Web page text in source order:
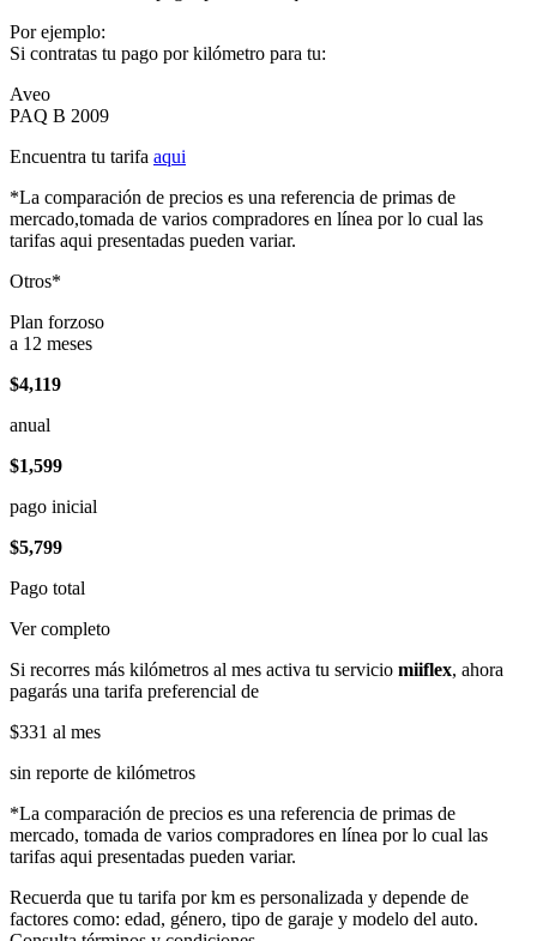
Por ejemplo:
Si contratas tu pago por kilómetro para tu:
Aveo
PAQ B 2009
Encuentra tu tarifa aqui
*La comparación de precios es una referencia de primas de
mercado,tomada de varios compradores en línea por lo cual las
tarifas aqui presentadas pueden variar.
Otros*
Plan forzoso
a 12 meses
$4,119
anual
$1,599
pago inicial
$5,799
Pago total
Ver completo
Si recorres más kilómetros al mes activa tu servicio miiflex, ahora
pagarás una tarifa preferencial de
$331 al mes
sin reporte de kilómetros
*La comparación de precios es una referencia de primas de
mercado, tomada de varios compradores en línea por lo cual las
tarifas aqui presentadas pueden variar.
Recuerda que tu tarifa por km es personalizada y depende de
factores como: edad, género, tipo de garaje y modelo del auto.